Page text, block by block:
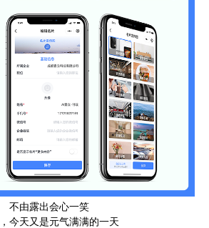
不由露出会心一笑
今天又是元气满满的一天